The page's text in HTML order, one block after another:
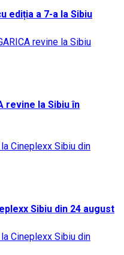
ediția a 7-a la Sibiu
revine la Sibiu în
Sibiu din 24 august